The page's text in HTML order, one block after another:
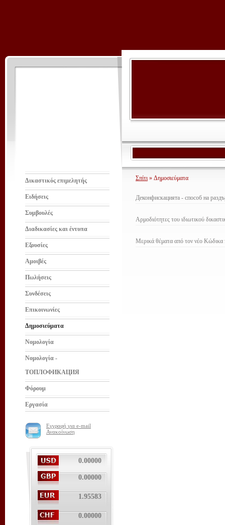
Δικαστικός επιμελητής
Ειδήσεις
Συμβουλές
Διαδικασίες και έντυπα
Εξουσίες
Αμοιβές
Πωλήσεις
Συνδέσεις
Επικοινωνίες
Δημοσιεύματα
Νομολογία
Νομολογία -
ТОПЛОФИКАЦИЯ
Φόρουμ
Εργασία
Εγγραφή για e-mail
Ανακοίνωση
0.00000
0.00000
1.95583
0.00000
Σπίτι » Δημοσιεύματα
Деконфискацията - способ на
Αρμοδιότητες του ιδιωτικού
Μερικά θέματα από τον νέο Κώδικα